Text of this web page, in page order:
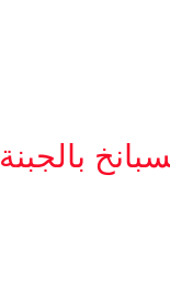
بالجبنة